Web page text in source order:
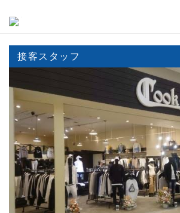
接客スタッフ